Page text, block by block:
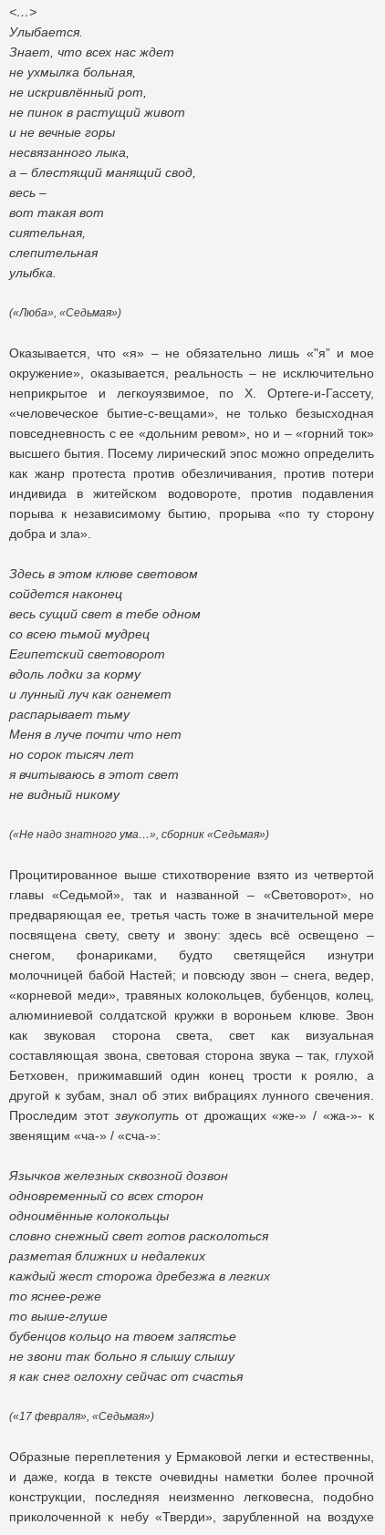
<…>
Улыбается.
Знает, что всех нас ждет
не ухмылка больная,
не искривлённый рот,
не пинок в растущий живот
и не вечные горы
несвязанного лыка,
а – блестящий манящий свод,
весь –
вот такая вот
сиятельная,
слепительная
улыбка.
(«Люба», «Седьмая»)
Оказывается, что «я» – не обязательно лишь «"я” и мое
окружение», оказывается, реальность – не исключительно
неприкрытое и легкоуязвимое, по Х. Ортеге-и-Гассету,
«человеческое бытие-с-вещами», не только безысходная
повседневность с ее «дольним ревом», но и – «горний ток»
высшего бытия. Посему лирический эпос можно определить
как жанр протеста против обезличивания, против потери
индивида в житейском водовороте, против подавления
порыва к независимому бытию, прорыва «по ту сторону
добра и зла».
Здесь в этом клюве световом
сойдется наконец
весь сущий свет в тебе одном
со всею тьмой мудрец
Египетский световорот
вдоль лодки за корму
и лунный луч как огнемет
распарывает тьму
Меня в луче почти что нет
но сорок тысяч лет
я вчитываюсь в этот свет
не видный никому
(«Не надо знатного ума…», сборник «Седьмая»)
Процитированное выше стихотворение взято из четвертой
главы «Седьмой», так и названной – «Световорот», но
предваряющая ее, третья часть тоже в значительной мере
посвящена свету, свету и звону: здесь всё освещено –
снегом, фонариками, будто светящейся изнутри
молочницей бабой Настей; и повсюду звон – снега, ведер,
«корневой меди», травяных колокольцев, бубенцов, колец,
алюминиевой солдатской кружки в вороньем клюве. Звон
как звуковая сторона света, свет как визуальная
составляющая звона, световая сторона звука – так, глухой
Бетховен, прижимавший один конец трости к роялю, а
другой к зубам, знал об этих вибрациях лунного свечения.
Проследим этот звукопутьот дрожащих «же-» / «жа-»- к
звенящим «ча-» / «сча-»:
Язычков железных сквозной дозвон
одновременный со всех сторон
одноимённые колокольцы
словно снежный свет готов расколоться
разметая ближних и недалеких
каждый жест сторожа дребезжа в легких
то яснее-реже
то выше-глуше
бубенцов кольцо на твоем запястье
не звони так больно я слышу слышу
я как снег оглохну сейчас от счастья
(«17 февраля», «Седьмая»)
Образные переплетения у Ермаковой легки и естественны,
и даже, когда в тексте очевидны наметки более прочной
конструкции, последняя неизменно легковесна, подобно
приколоченной к небу «Тверди», зарубленной на воздухе